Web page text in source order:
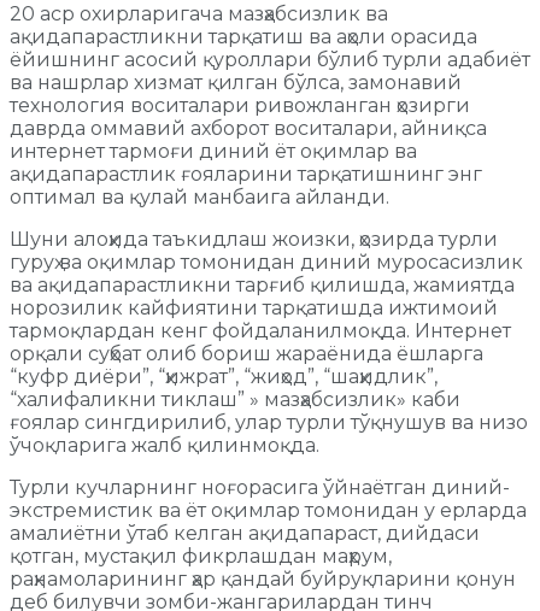
20 аср охирларигача мазҳабсизлик ва
ақидапарастликни тарқатиш ва аҳоли орасида
ёйишнинг асосий қуроллари бўлиб турли адабиёт
ва нашрлар хизмат қилган бўлса, замонавий
технология воситалари ривожланган ҳозирги
даврда оммавий ахборот воситалари, айниқса
интернет тармоғи диний ёт оқимлар ва
ақидапарастлик ғояларини тарқатишнинг энг
оптимал ва қулай манбаига айланди.
Шуни алоҳида таъкидлаш жоизки, ҳозирда турли
гуруҳ ва оқимлар томонидан диний муросасизлик
ва ақидапарастликни тарғиб қилишда, жамиятда
норозилик кайфиятини тарқатишда ижтимоий
тармоқлардан кенг фойдаланилмоқда. Интернет
орқали суҳбат олиб бориш жараёнида ёшларга
“куфр диёри”, “ҳижрат”, “жиҳод”, “шаҳидлик”,
“халифаликни тиклаш” » мазҳабсизлик» каби
ғоялар сингдирилиб, улар турли тўқнушув ва низо
ўчоқларига жалб қилинмоқда.
Турли кучларнинг ноғорасига ўйнаётган диний-
экстремистик ва ёт оқимлар томонидан у ерларда
амалиётни ўтаб келган ақидапараст, дийдаси
қотган, мустақил фикрлашдан маҳрум,
раҳнамоларининг ҳар қандай буйруқларини қонун
деб билувчи зомби-жангарилардан тинч